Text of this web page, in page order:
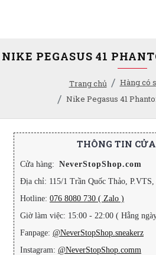
Trang chủ
Hàng có
Nike Pegasus 41
NIKE PEGASUS 41
THÔNG TIN
Cửa hàng: NeverStopShop.com
Địa chỉ: 115/1 Trần Quốc Thảo,
Hotline: 076 8080 730 ( Zalo )
Giờ làm việc: 15:00 - 22:00 ( Hằng
Fanpage: @NeverStopShop.sneakerz
Instagram: @NeverStopShop.comm